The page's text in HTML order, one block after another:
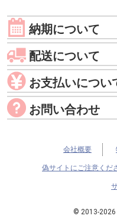
納期について
配送について
お支払いについ
お問い合わせ
会社概要
偽サイトにご注意くだ
© 2013-2026